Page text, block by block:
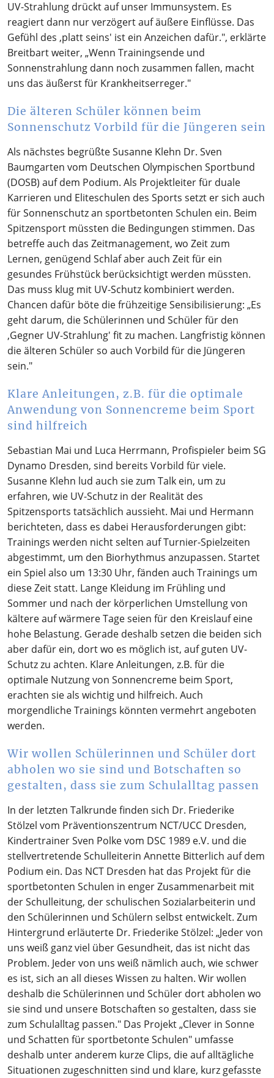
UV-Strahlung drückt auf unser Immunsystem. Es
reagiert dann nur verzögert auf äußere Einflüsse. Das
Gefühl des ‚platt seins' ist ein Anzeichen dafür.", erklärte
Breitbart weiter, „Wenn Trainingsende und
Sonnenstrahlung dann noch zusammen fallen, macht
uns das äußerst für Krankheitserreger."
Die älteren Schüler können beim
Sonnenschutz Vorbild für die Jüngeren sein
Als nächstes begrüßte Susanne Klehn Dr. Sven
Baumgarten vom Deutschen Olympischen Sportbund
(DOSB) auf dem Podium. Als Projektleiter für duale
Karrieren und Eliteschulen des Sports setzt er sich auch
für Sonnenschutz an sportbetonten Schulen ein. Beim
Spitzensport müssten die Bedingungen stimmen. Das
betreffe auch das Zeitmanagement, wo Zeit zum
Lernen, genügend Schlaf aber auch Zeit für ein
gesundes Frühstück berücksichtigt werden müssten.
Das muss klug mit UV-Schutz kombiniert werden.
Chancen dafür böte die frühzeitige Sensibilisierung: „Es
geht darum, die Schülerinnen und Schüler für den
‚Gegner UV-Strahlung' fit zu machen. Langfristig können
die älteren Schüler so auch Vorbild für die Jüngeren
sein."
Klare Anleitungen, z.B. für die optimale
Anwendung von Sonnencreme beim Sport
sind hilfreich
Sebastian Mai und Luca Herrmann, Profispieler beim SG
Dynamo Dresden, sind bereits Vorbild für viele.
Susanne Klehn lud auch sie zum Talk ein, um zu
erfahren, wie UV-Schutz in der Realität des
Spitzensports tatsächlich aussieht. Mai und Hermann
berichteten, dass es dabei Herausforderungen gibt:
Trainings werden nicht selten auf Turnier-Spielzeiten
abgestimmt, um den Biorhythmus anzupassen. Startet
ein Spiel also um 13:30 Uhr, fänden auch Trainings um
diese Zeit statt. Lange Kleidung im Frühling und
Sommer und nach der körperlichen Umstellung von
kältere auf wärmere Tage seien für den Kreislauf eine
hohe Belastung. Gerade deshalb setzen die beiden sich
aber dafür ein, dort wo es möglich ist, auf guten UV-
Schutz zu achten. Klare Anleitungen, z.B. für die
optimale Nutzung von Sonnencreme beim Sport,
erachten sie als wichtig und hilfreich. Auch
morgendliche Trainings könnten vermehrt angeboten
werden.
Wir wollen Schülerinnen und Schüler dort
abholen wo sie sind und Botschaften so
gestalten, dass sie zum Schulalltag passen
In der letzten Talkrunde finden sich Dr. Friederike
Stölzel vom Präventionszentrum NCT/UCC Dresden,
Kindertrainer Sven Polke vom DSC 1989 e.V. und die
stellvertretende Schulleiterin Annette Bitterlich auf dem
Podium ein. Das NCT Dresden hat das Projekt für die
sportbetonten Schulen in enger Zusammenarbeit mit
der Schulleitung, der schulischen Sozialarbeiterin und
den Schülerinnen und Schülern selbst entwickelt. Zum
Hintergrund erläuterte Dr. Friederike Stölzel: „Jeder von
uns weiß ganz viel über Gesundheit, das ist nicht das
Problem. Jeder von uns weiß nämlich auch, wie schwer
es ist, sich an all dieses Wissen zu halten. Wir wollen
deshalb die Schülerinnen und Schüler dort abholen wo
sie sind und unsere Botschaften so gestalten, dass sie
zum Schulalltag passen." Das Projekt „Clever in Sonne
und Schatten für sportbetonte Schulen" umfasse
deshalb unter anderem kurze Clips, die auf alltägliche
Situationen zugeschnitten sind und klare, kurz gefasste